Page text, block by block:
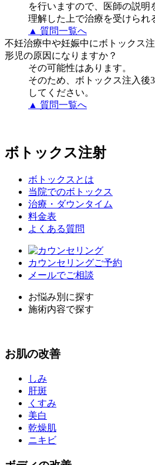
を行いますので、医師の説明
理解した上で治療を受けられ
▲ 質問一覧へ
不妊治療中や妊娠中にボトックス
形児の原因になりますか？
その可能性はあります。
そのため、ボトックス注入後
してください。
▲ 質問一覧へ
ボトックス注射
ボトックスとは
当院でのボトックス
治療・ダウンタイム
料金表
よくある質問
カウンセリングご予約
メールでご相談
お悩み別に探す
施術内容で探す
お肌の改善
しみ
肝斑
くすみ
美白
乾燥肌
ニキビ